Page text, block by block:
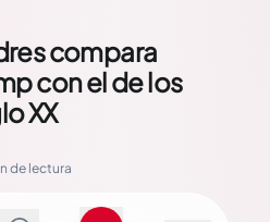
compara
con el de los
XX
de lectura